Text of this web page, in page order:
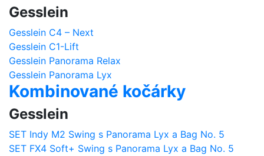
Gesslein
Gesslein C4 – Next
Gesslein C1-Lift
Gesslein Panorama Relax
Gesslein Panorama Lyx
Kombinované kočárky
Gesslein
SET Indy M2 Swing s Panorama Lyx a Bag No. 5
SET FX4 Soft+ Swing s Panorama Lyx a Bag No. 5